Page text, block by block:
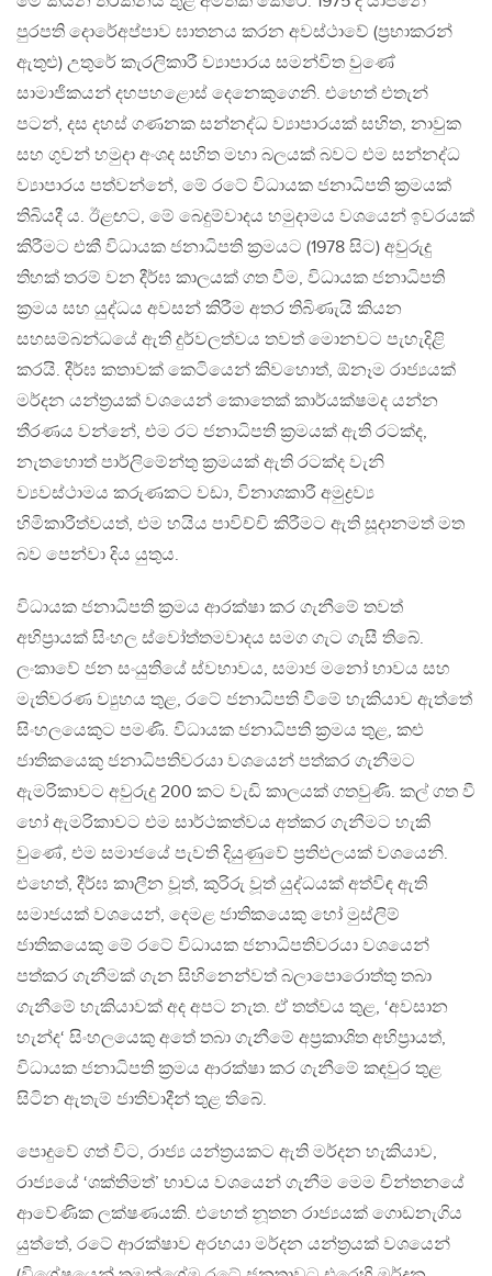
පුරපති දොරේඅප්පාව ඝාතනය කරන අවස්ථාවේ (ප‍්‍රභාකරන්
ඇතුළු) උතුරේ කැරලිකාරී ව්‍යාපාරය සමන්විත වුණේ
සාමාජිකයන් දහපහළොස් දෙනෙකුගෙනි. එහෙත් එතැන්
පටන්, දස දහස් ගණනක සන්නද්ධ ව්‍යාපාරයක් සහිත, නාවුක
සහ ගුවන් හමුදා අංශද සහිත මහා බලයක් බවට එම සන්නද්ධ
ව්‍යාපාරය පත්වන්නේ, මේ රටේ විධායක ජනාධිපති ක‍්‍රමයක්
තිබියදී ය. ඊළඟට, මේ බෙදුම්වාදය හමුදාමය වශයෙන් ඉවරයක්
කිරීමට එකී විධායක ජනාධිපති ක‍්‍රමයට (1978 සිට) අවුරුදු
තිහක් තරම් වන දීර්ඝ කාලයක් ගත වීම, විධායක ජනාධිපති
ක‍්‍රමය සහ යුද්ධය අවසන් කිරීම අතර තිබිණැයි කියන
සහසම්බන්ධයේ ඇති දුර්වලත්වය තවත් මොනවට පැහැදිළි
කරයි. දීර්ඝ කතාවක් කෙටියෙන් කිවහොත්, ඕනෑම රාජ්‍යයක්
මර්දන යන්ත‍්‍රයක් වශයෙන් කොතෙක් කාර්යක්ෂමද යන්න
තීරණය වන්නේ, එම රට ජනාධිපති ක‍්‍රමයක් ඇති රටක්ද,
නැතහොත් පාර්ලිමේන්තු ක‍්‍රමයක් ඇති රටක්ද වැනි
ව්‍යවස්ථාමය කරුණකට වඩා, විනාශකාරී අමුද්‍රව්‍ය
හිමිකාරීත්වයත්, එම හයිය පාවිච්චි කිරීමට ඇති සූදානමත් මත
බව පෙන්වා දිය යුතුය.
විධායක ජනාධිපති ක‍්‍රමය ආරක්ෂා කර ගැනීමේ තවත්
අභිප‍්‍රායක් සිංහල ස්වෝත්තමවාදය සමග ගැට ගැසී තිබේ.
ලංකාවේ ජන සංයුතියේ ස්වභාවය, සමාජ මනෝ භාවය සහ
මැතිවරණ ව්‍යුහය තුළ, රටේ ජනාධිපති වීමේ හැකියාව ඇත්තේ
සිංහලයෙකුට පමණි. විධායක ජනාධිපති ක‍්‍රමය තුළ, කළු
ජාතිකයෙකු ජනාධිපතිවරයා වශයෙන් පත්කර ගැනීමට
ඇමරිකාවට අවුරුදු 200 කට වැඩි කාලයක් ගතවුණි. කල් ගත වී
හෝ ඇමරිකාවට එම සාර්ථකත්වය අත්කර ගැනීමට හැකි
වුණේ, එම සමාජයේ පැවති දියුණුවේ ප‍්‍රතිඵලයක් වශයෙනි.
එහෙත්, දීර්ඝ කාලීන වූත්, කුරිරු වූත් යුද්ධයක් අත්විඳ ඇති
සමාජයක් වශයෙන්, දෙමළ ජාතිකයෙකු හෝ මුස්ලිම්
ජාතිකයෙකු මේ රටේ විධායක ජනාධිපතිවරයා වශයෙන්
පත්කර ගැනීමක් ගැන සිහිනෙන්වත් බලාපොරොත්තු තබා
ගැනීමේ හැකියාවක් අද අපට නැත. ඒ තත්වය තුළ, ‘අවසාන
හැන්ද‘ සිංහලයෙකු අතේ තබා ගැනීමේ අප‍්‍රකාශිත අභිප‍්‍රායත්,
විධායක ජනාධිපති ක‍්‍රමය ආරක්ෂා කර ගැනීමේ කඳවුර තුළ
සිටින ඇතැම් ජාතිවාදීන් තුළ තිබේ.
පොදුවේ ගත් විට, රාජ්‍ය යන්ත‍්‍රයකට ඇති මර්දන හැකියාව,
රාජ්‍යයේ ‘ශක්තිමත්’ භාවය වශයෙන් ගැනීම මෙම චින්තනයේ
ආවේණික ලක්ෂණයකි. එහෙත් නූතන රාජ්‍යයක් ගොඩනැගිය
යුත්තේ, රටේ ආරක්ෂාව අරභයා මර්දන යන්ත‍්‍රයක් වශයෙන්